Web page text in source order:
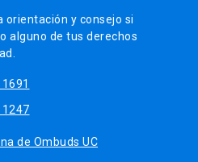
orientación y consejo si
alguno de tus derechos
de Ombuds UC